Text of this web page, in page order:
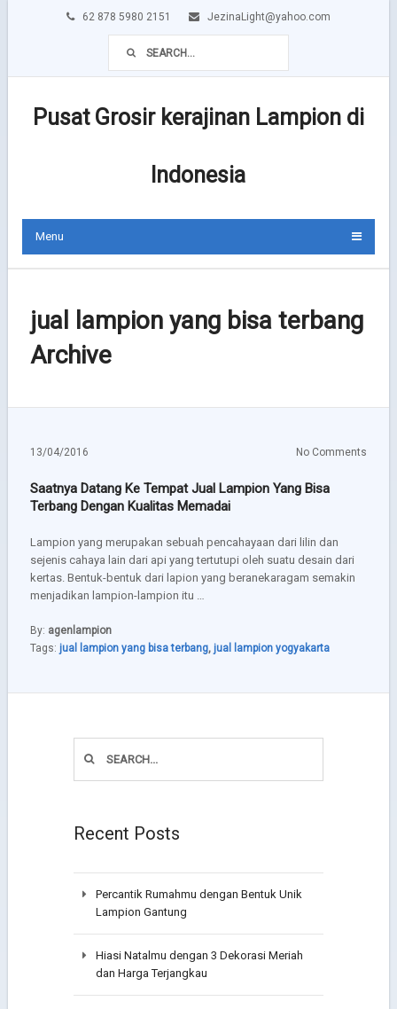
62 878 5980 2151 JezinaLight@yahoo.com
Pusat Grosir kerajinan Lampion di
Indonesia
Menu
jual lampion yang bisa terbang
Archive
13/04/2016 No Comments
Saatnya Datang Ke Tempat Jual Lampion Yang Bisa
Terbang Dengan Kualitas Memadai
Lampion yang merupakan sebuah pencahayaan dari lilin dan
sejenis cahaya lain dari api yang tertutupi oleh suatu desain dari
kertas. Bentuk-bentuk dari lapion yang beranekaragam semakin
menjadikan lampion-lampion itu …
By: agenlampion
Tags: jual lampion yang bisa terbang, jual lampion yogyakarta
Recent Posts
Percantik Rumahmu dengan Bentuk Unik
Lampion Gantung
Hiasi Natalmu dengan 3 Dekorasi Meriah
dan Harga Terjangkau